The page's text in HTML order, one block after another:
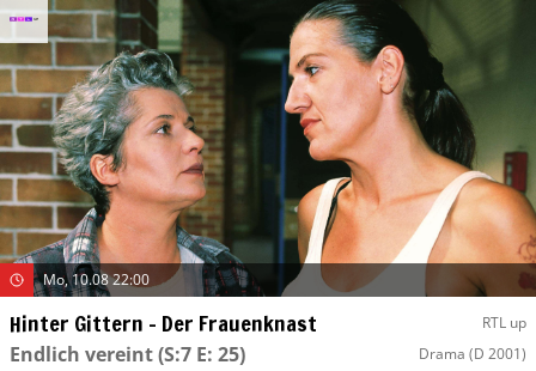
Mo, 10.08 22:00
Hinter Gittern – Der Frauenknast RTL up
Endlich vereint(S:7 E: 25) Drama (D 2001)